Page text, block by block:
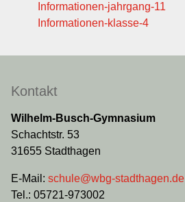
Informationen-jahrgang-11
Informationen-klasse-4
Kontakt
Wilhelm-Busch-Gymnasium
Schachtstr. 53
31655 Stadthagen
E-Mail: schule@wbg-stadthagen.de
Tel.: 05721-973002